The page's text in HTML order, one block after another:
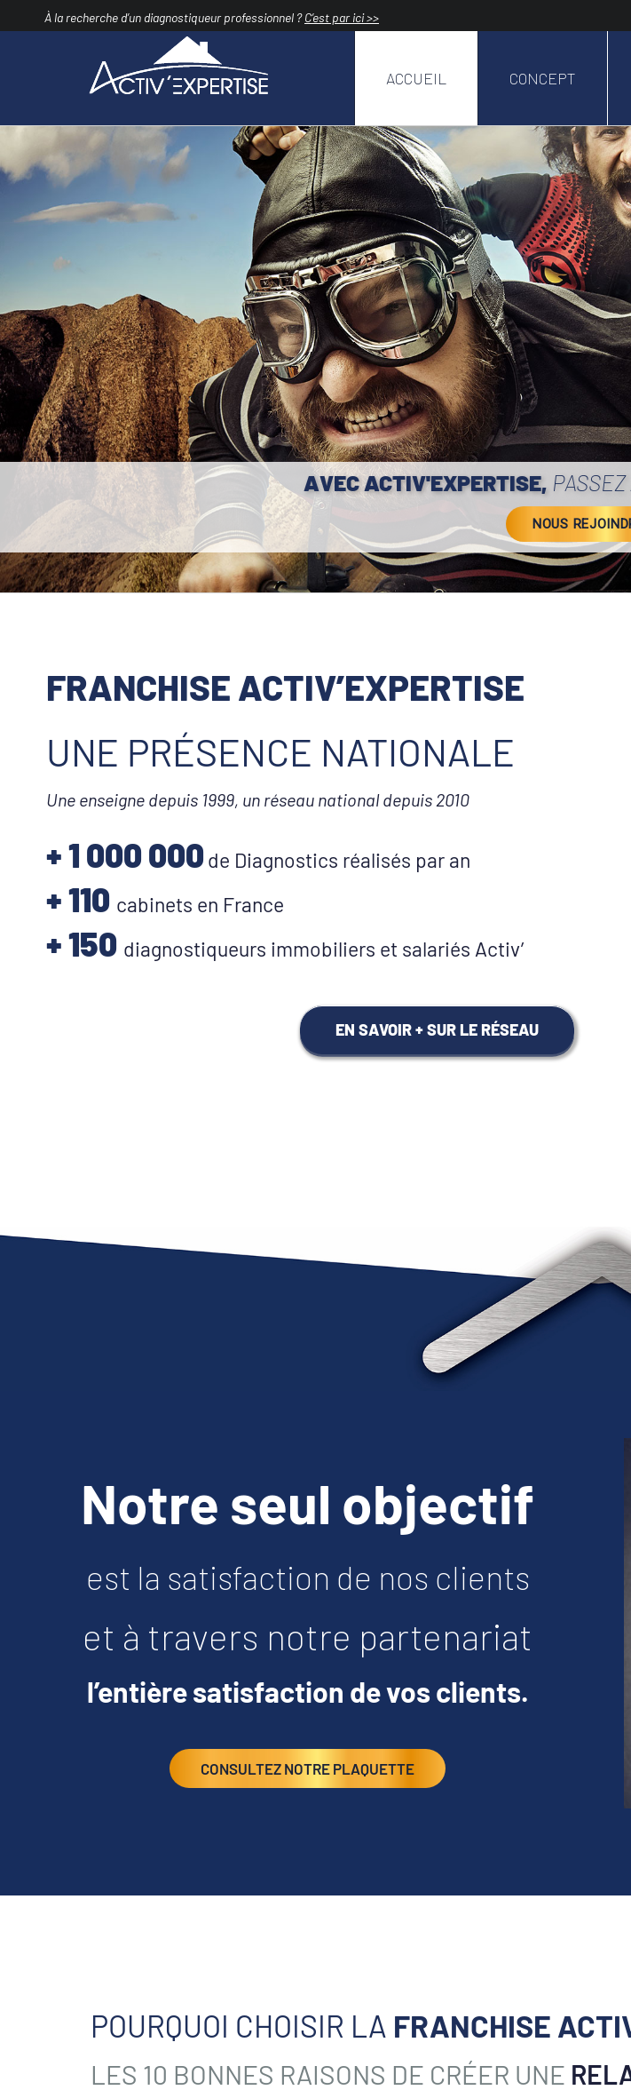
À la recherche d’un diagnostiqueur professionnel ?C’est par ici >>
ACCUEIL CONCEPT
AVEC ACTIV'EXPERTISE,
NOUS
FRANCHISE ACTIV’EXPERTISE
UNE PRÉSENCE NATIONALE
Une enseigne depuis 1999, un réseau national depuis 2010
+1 000 000 de Diagnostics réalisés par an
+ 110 cabinets en France
+ 150 diagnostiqueurs immobiliers et salariés Activ’
EN SAVOIR + SUR LE RÉSEAU
Notre seul objectif
est la satisfaction de nos clients
et à travers notre partenariat
l’entière satisfaction de vos clients.
CONSULTEZ NOTRE PLAQUETTE
POURQUOI CHOISIR LA FRANCHISE
LES 10 BONNES RAISONS DE CRÉER UNE